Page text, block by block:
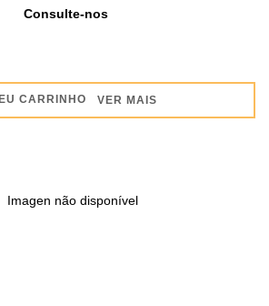
Consulte-nos
VER MAIS